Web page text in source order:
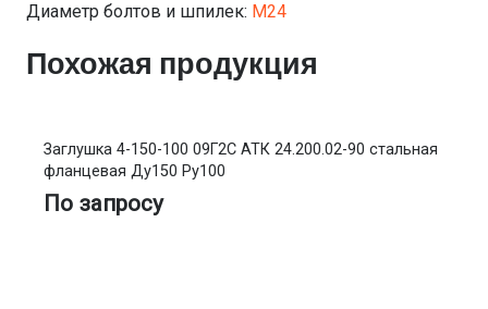
Диаметр болтов и шпилек: М24
Похожая продукция
Заглушка 4-150-100 09Г2С АТК 24.200.02-90 стальная
фланцевая Ду150 Ру100
По запросу